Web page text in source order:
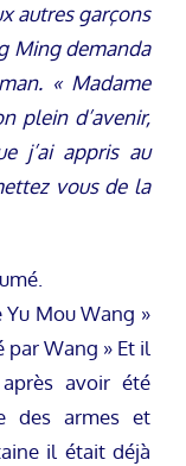
autres garçons
Ming demanda
« Madame
plein d’avenir,
j’ai appris au
vous de la
Yu Mou Wang »
par Wang » Et il
avoir été
des armes et
il était déjà